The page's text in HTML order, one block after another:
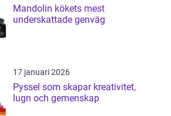
Mandolin kökets mest
underskattade genväg
17 januari 2026
Pyssel som skapar kreativitet,
lugn och gemenskap